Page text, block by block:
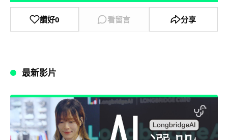
讚好0 看留言 分享
最新影片